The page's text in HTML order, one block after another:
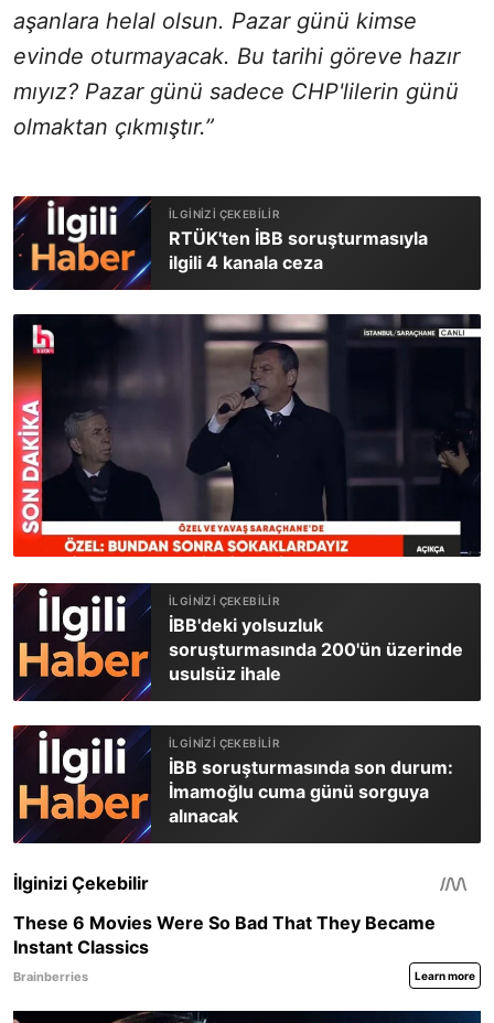
aşanlara helal olsun. Pazar günü kimse
evinde oturmayacak. Bu tarihi göreve hazır
mıyız? Pazar günü sadece CHP'lilerin günü
olmaktan çıkmıştır.”
RTÜK'ten İBB soruşturmasıyla
ilgili 4 kanala ceza
İBB'deki yolsuzluk
soruşturmasında 200'ün üzerinde
usulsüz ihale
İBB soruşturmasında son durum:
İmamoğlu cuma günü sorguya
alınacak